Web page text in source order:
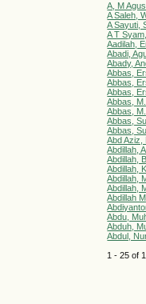
A, M Agus
A Saleh,
A Sayuti,
A T
Aadilah,
Abadi,
Abady,
Abbas,
Abbas,
Abbas,
Abbas,
Abbas,
Abbas,
Abbas,
Abd Aziz,
Abdillah,
Abdillah,
Abdillah,
Abdillah,
Abdillah,
Abdillah
Abdu,
Abduh,
Abdul,
1 - 25 of